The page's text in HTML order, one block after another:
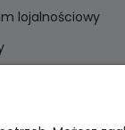
lojalnościowy